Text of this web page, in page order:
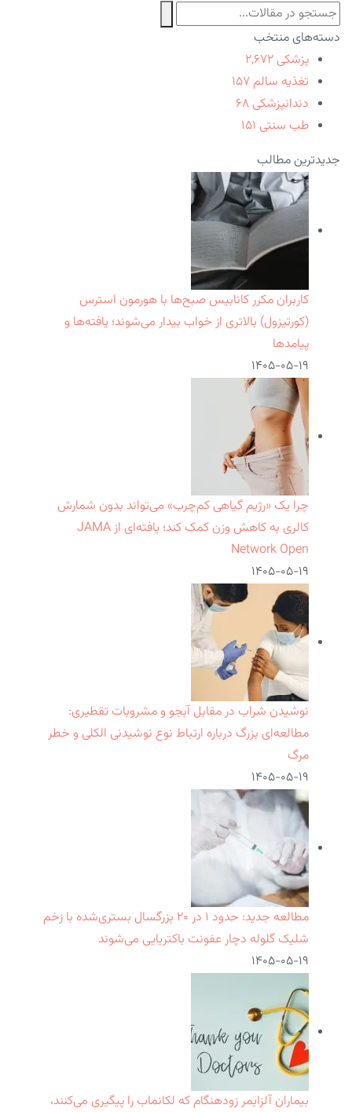
دسته‌های منتخب
پزشکی ۲,۶۷۲
تغذیه سالم ۱۵۷
دندانپزشکی ۶۸
طب سنتی ۱۵۱
جدیدترین مطالب
کاربران مکرر کانابیس صبح‌ها با هورمون استرس
(کورتیزول) بالاتری از خواب بیدار می‌شوند؛ یافته‌ها و
پیامدها
۱۴۰۵-۰۵-۱۹
چرا یک «رژیم گیاهی کم‌چرب» می‌تواند بدون شمارش
کالری به کاهش وزن کمک کند؛ یافته‌ای از JAMA
Network Open
۱۴۰۵-۰۵-۱۹
نوشیدن شراب در مقابل آبجو و مشروبات تقطیری:
مطالعه‌ای بزرگ درباره ارتباط نوع نوشیدنی الکلی و خطر
مرگ
۱۴۰۵-۰۵-۱۹
مطالعه جدید: حدود ۱ در ۲۰ بزرگسال بستری‌شده با زخم
شلیک گلوله دچار عفونت باکتریایی می‌شوند
۱۴۰۵-۰۵-۱۹
بیماران آلزایمر زودهنگام که لکانماب را پیگیری می‌کنند،